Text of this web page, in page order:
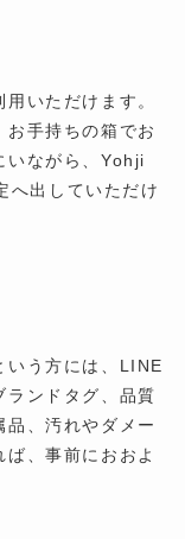
いただけます。
手持ちの箱でお
いながら、Yohji
へ出していただけ
いう方には、LINE
ランドタグ、品質
、汚れやダメー
、事前におおよ